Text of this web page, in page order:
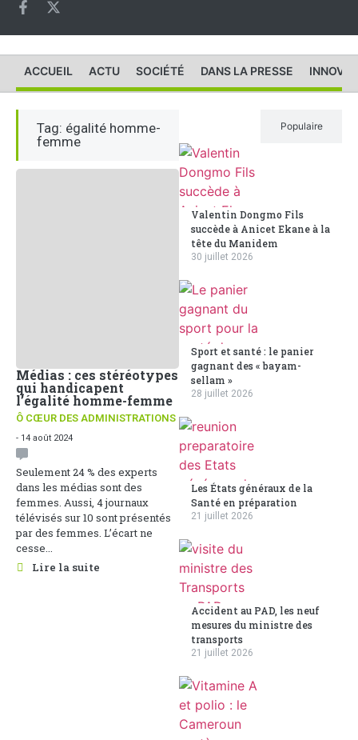
ACCUEIL ACTU SOCIÉTÉ DANS LA PRESSE
Tag: égalité homme-
femme
Médias : ces stéréotypes
qui handicapent
l’égalité homme-femme
Ô CŒUR DES ADMINISTRATIONS
- 14 août 2024
Seulement 24 % des experts
dans les médias sont des
femmes. Aussi, 4 journaux
télévisés sur 10 sont présentés
par des femmes. L’écart ne
cesse...
Lire la suite
Populaire
Valentin Dongmo Fils
succède à Anicet Ekane à la
tête du Manidem
30 juillet 2026
Sport et santé : le panier
gagnant des « bayam-
sellam »
28 juillet 2026
Les États généraux de la
Santé en préparation
21 juillet 2026
Accident au PAD, les neuf
mesures du ministre des
transports
21 juillet 2026